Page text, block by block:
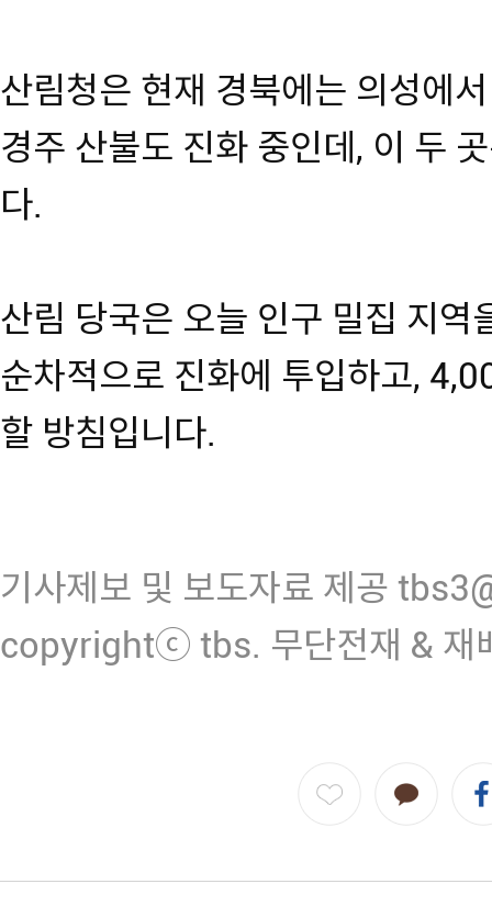
산림청은 현재 경북에는 의성에
경주 산불도 진화 중인데, 이 두
다.
산림 당국은 오늘 인구 밀집 지
순차적으로 진화에 투입하고,
할 방침입니다.
기사제보 및 보도자료 제공
copyrightⓒ tbs. 무단전재 & 재